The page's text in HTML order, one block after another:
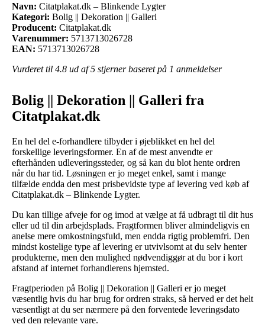
Navn: Citatplakat.dk – Blinkende Lygter
Kategori: Bolig || Dekoration || Galleri
Producent: Citatplakat.dk
Varenummer: 5713713026728
EAN: 5713713026728
Vurderet til 4.8 ud af 5 stjerner baseret på 1 anmeldelser
Bolig || Dekoration || Galleri fra
Citatplakat.dk
En hel del e-forhandlere tilbyder i øjeblikket en hel del
forskellige leveringsformer. En af de mest anvendte er
efterhånden udleveringssteder, og så kan du blot hente ordren
når du har tid. Løsningen er jo meget enkel, samt i mange
tilfælde endda den mest prisbevidste type af levering ved køb af
Citatplakat.dk – Blinkende Lygter.
Du kan tillige afveje for og imod at vælge at få udbragt til dit hus
eller ud til din arbejdsplads. Fragtformen bliver almindeligvis en
anelse mere omkostningsfuld, men endda rigtig problemfri. Den
mindst kostelige type af levering er utvivlsomt at du selv henter
produkterne, men den mulighed nødvendiggør at du bor i kort
afstand af internet forhandlerens hjemsted.
Fragtperioden på Bolig || Dekoration || Galleri er jo meget
væsentlig hvis du har brug for ordren straks, så herved er det helt
væsentligt at du ser nærmere på den forventede leveringsdato
ved den relevante vare.